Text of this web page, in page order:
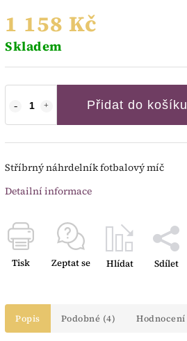
1 158 Kč
Skladem
Přidat do košíku
Stříbrný náhrdelník fotbalový míč
Detailní informace
Tisk Zeptat se Hlídat Sdílet
Popis Podobné (4) Hodnocení